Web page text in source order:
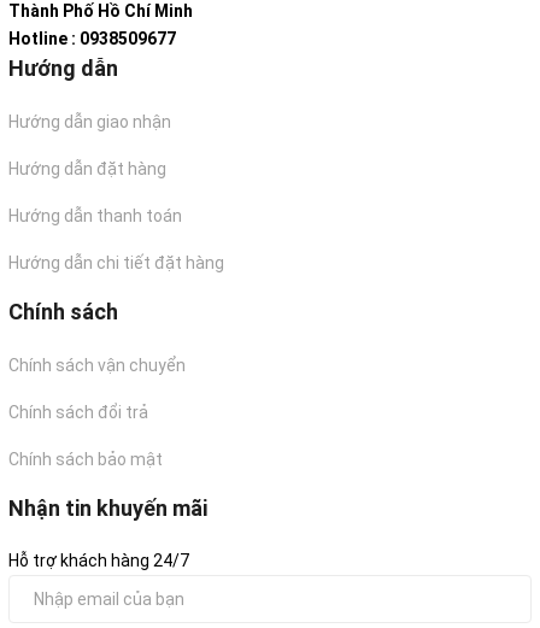
Thành Phố Hồ Chí Minh
Hotline : 0938509677
Hướng dẫn
Hướng dẫn giao nhận
Hướng dẫn đặt hàng
Hướng dẫn thanh toán
Hướng dẫn chi tiết đặt hàng
Chính sách
Chính sách vận chuyển
Chính sách đổi trả
Chính sách bảo mật
Nhận tin khuyến mãi
Hỗ trợ khách hàng 24/7